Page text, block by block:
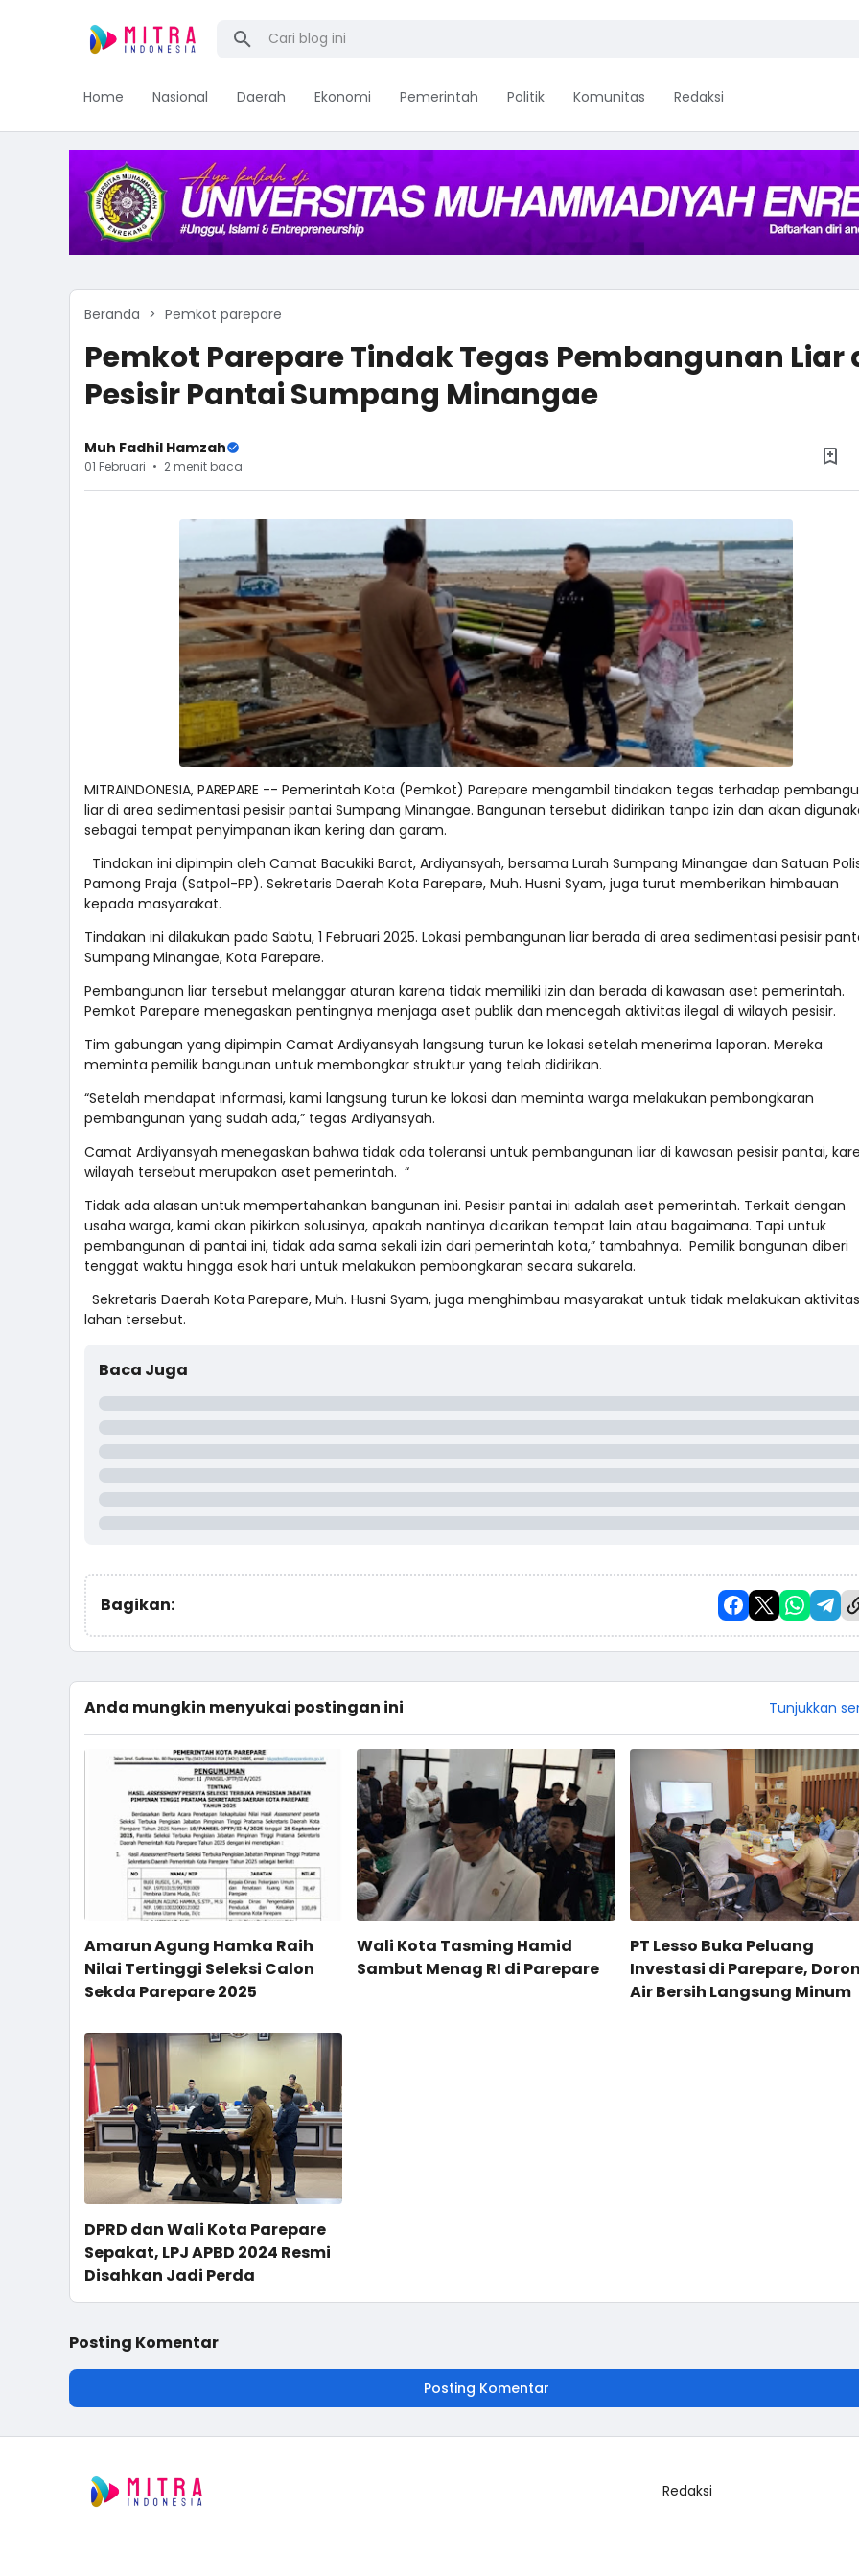
Home Nasional Daerah Ekonomi Pemerintah Politik Komunitas Redaksi
Beranda Pemkot parepare
Pemkot Parepare Tindak Tegas Pembangunan Liar
Pesisir Pantai Sumpang Minangae
Muh Fadhil Hamzah
01 Februari 2 menit baca
MITRAINDONESIA, PAREPARE -- Pemerintah Kota (Pemkot) Parepare mengambil tindakan tegas terhadap
liar di area sedimentasi pesisir pantai Sumpang Minangae. Bangunan tersebut didirikan tanpa izin dan akan
sebagai tempat penyimpanan ikan kering dan garam.
Tindakan ini dipimpin oleh Camat Bacukiki Barat, Ardiyansyah, bersama Lurah Sumpang Minangae dan Satuan
Pamong Praja (Satpol-PP). Sekretaris Daerah Kota Parepare, Muh. Husni Syam, juga turut memberikan himbauan
kepada masyarakat.
Tindakan ini dilakukan pada Sabtu, 1 Februari 2025. Lokasi pembangunan liar berada di area sedimentasi pesisir
Sumpang Minangae, Kota Parepare.
Pembangunan liar tersebut melanggar aturan karena tidak memiliki izin dan berada di kawasan aset pemerintah.
Pemkot Parepare menegaskan pentingnya menjaga aset publik dan mencegah aktivitas ilegal di wilayah pesisir.
Tim gabungan yang dipimpin Camat Ardiyansyah langsung turun ke lokasi setelah menerima laporan. Mereka
meminta pemilik bangunan untuk membongkar struktur yang telah didirikan.
“Setelah mendapat informasi, kami langsung turun ke lokasi dan meminta warga melakukan pembongkaran
pembangunan yang sudah ada,” tegas Ardiyansyah.
Camat Ardiyansyah menegaskan bahwa tidak ada toleransi untuk pembangunan liar di kawasan pesisir pantai,
wilayah tersebut merupakan aset pemerintah. “
Tidak ada alasan untuk mempertahankan bangunan ini. Pesisir pantai ini adalah aset pemerintah. Terkait dengan
usaha warga, kami akan pikirkan solusinya, apakah nantinya dicarikan tempat lain atau bagaimana. Tapi untuk
pembangunan di pantai ini, tidak ada sama sekali izin dari pemerintah kota,” tambahnya. Pemilik bangunan diberi
tenggat waktu hingga esok hari untuk melakukan pembongkaran secara sukarela.
Sekretaris Daerah Kota Parepare, Muh. Husni Syam, juga menghimbau masyarakat untuk tidak melakukan
lahan tersebut.
Baca Juga
Bagikan:
Anda mungkin menyukai postingan ini Tunjukkan
Amarun Agung Hamka Raih
Nilai Tertinggi Seleksi Calon
Sekda Parepare 2025
Wali Kota Tasming Hamid
Sambut Menag RI di Parepare
PT Lesso Buka Peluang
Investasi di Parepare,
Air Bersih Langsung Minum
DPRD dan Wali Kota Parepare
Sepakat, LPJ APBD 2024 Resmi
Disahkan Jadi Perda
Posting Komentar
Posting Komentar
Redaksi